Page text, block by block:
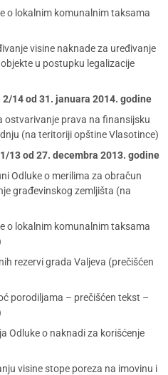
o lokalnim komunalnim taksama
visine naknade za uređivanje
u postupku legalizacije
2/14 od 31. januara 2014. godine
ostvarivanje prava na finansijsku
(na teritoriji opštine Vlasotince)
13 od 27. decembra 2013. godine
Odluke o merilima za obračun
građevinskog zemljišta (na
o lokalnim komunalnim taksama
rezervi grada Valjeva (prečišćen
porodiljama – prečišćen tekst –
Odluke o naknadi za korišćenje
visine stope poreza na imovinu i